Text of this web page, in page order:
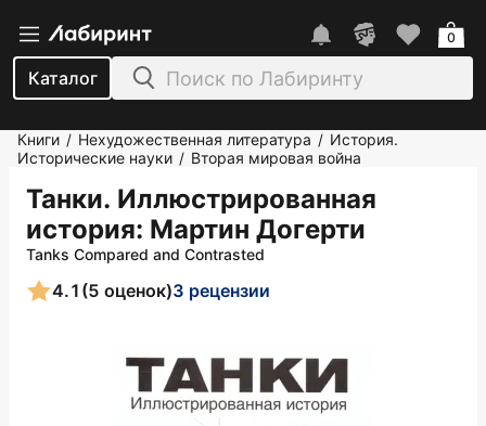
Каталог
0
Книги / Нехудожественная литература / История.
Исторические науки / Вторая мировая война
Танки. Иллюстрированная
история: Мартин Догерти
Tanks Compared and Contrasted
4.1 (5 оценок)3 рецензии